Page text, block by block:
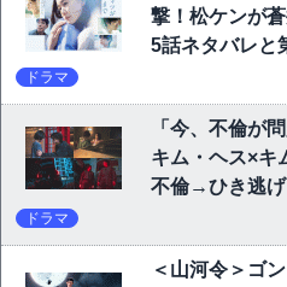
撃！松ケンが
5話ネタバレと
ドラマ
「今、不倫が
キム・ヘス×キ
不倫→ひき逃
ドラマ
＜山河令＞ゴ